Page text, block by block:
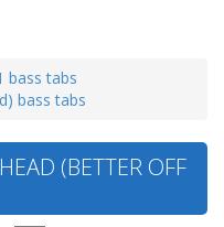
bass tabs
bass tabs
(BETTER OFF